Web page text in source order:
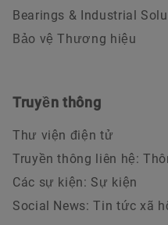
Bearings & Industrial
Bảo vệ Thương hiệu
Truyền thông
Thư viện điện tử
Truyền thông liên hệ:
Các sự kiện: Sự kiện
Social News: Tin tức xã